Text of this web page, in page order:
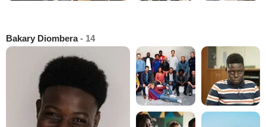
Bakary Diombera- 14